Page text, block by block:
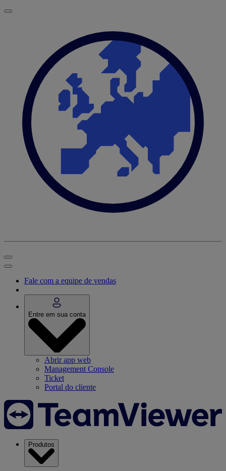
Fale com a equipe de vendas
Entre em sua conta
Abrir app web
Management Console
Ticket
Portal do cliente
Produtos